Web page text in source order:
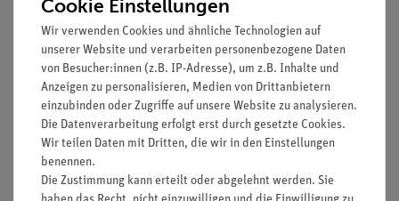
Hochspannung 5,0...35,0 kV in 0,1-kV-
Schritten
Emissionsstrom 0,01...1,0 mA in 0,01-mA-
Gehäuseabmessungen (T × H × B): 446 ×
562 × 682 mm
Abmessungen Experimentierraum (T × H ×
B): 354 × 345 × 440 mm
Anschluss: 110/240 V~, 50/60 Hz
Cookie Einstellungen
Wir verwenden Cookies und ähnliche Technologien auf
unserer Website und verarbeiten personenbezogene Daten
von Besucher:innen (z.B. IP-Adresse), um z.B. Inhalte und
Anzeigen zu personalisieren, Medien von Drittanbietern
einzubinden oder Zugriffe auf unsere Website zu analysieren.
Die Datenverarbeitung erfolgt erst durch gesetzte Cookies.
Wir teilen Daten mit Dritten, die wir in den Einstellungen
benennen.
Die Zustimmung kann erteilt oder abgelehnt werden. Sie